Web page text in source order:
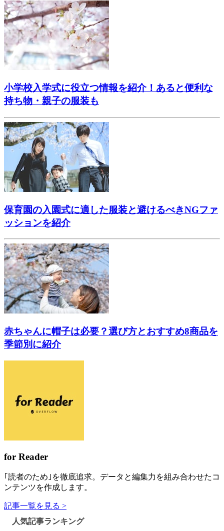
小学校入学式に役立つ情報を紹介！あると便利な
持ち物・親子の服装も
保育園の入園式に適した服装と避けるべきNGファ
ッションを紹介
赤ちゃんに帽子は必要？選び方とおすすめ8商品を
季節別に紹介
for Reader
｢読者のため｣を徹底追求。データと編集力を組み合わせたコ
ンテンツを作成します。
記事一覧を見る >
人気記事ランキング